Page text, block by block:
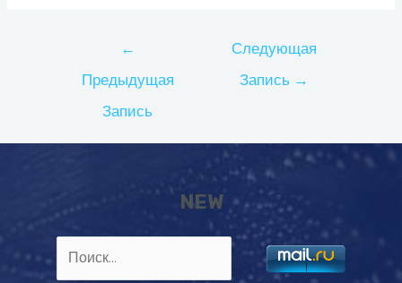
записям
←
Предыдущая
Запись
Следующая
Запись →
NEW